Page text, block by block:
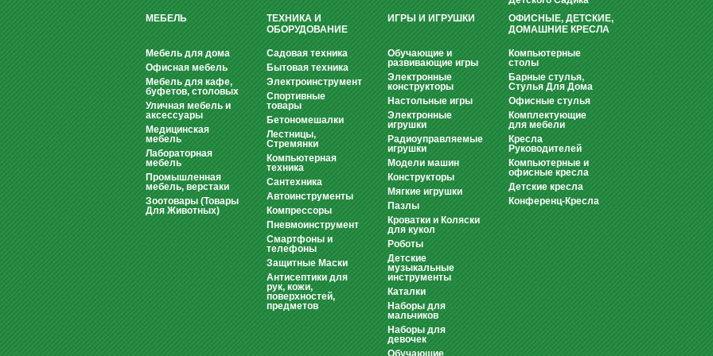
МЕБЕЛЬ
Мебель для дома
Офисная мебель
Мебель для кафе,
буфетов, столовых
Уличная мебель и
аксессуары
Медицинская
мебель
Лабораторная
мебель
Промышленная
мебель, верстаки
Зоотовары (Товары
Для Животных)
ТЕХНИКА И
ОБОРУДОВАНИЕ
Садовая техника
Бытовая техника
Электроинструмент
Спортивные
товары
Бетономешалки
Лестницы,
Стремянки
Компьютерная
техника
Сантехника
Автоинструменты
Компрессоры
Пневмоинструмент
Смартфоны и
телефоны
Защитные Маски
Антисептики для
рук, кожи,
поверхностей,
предметов
ИГРЫ И ИГРУШКИ
Обучающие и
развивающие игры
Электронные
конструкторы
Настольные игры
Электронные
игрушки
Радиоуправляемые
игрушки
Модели машин
Конструкторы
Мягкие игрушки
Пазлы
Кроватки и Коляски
для кукол
Роботы
Детские
музыкальные
инструменты
Каталки
Наборы для
мальчиков
Наборы для
девочек
Обучающие
ОФИСНЫЕ, ДЕТСКИЕ,
ДОМАШНИЕ КРЕСЛА
Компьютерные
столы
Барные стулья,
Стулья Для Дома
Офисные стулья
Комплектующие
для мебели
Кресла
Руководителей
Компьютерные и
офисные кресла
Детские кресла
Конференц-Кресла